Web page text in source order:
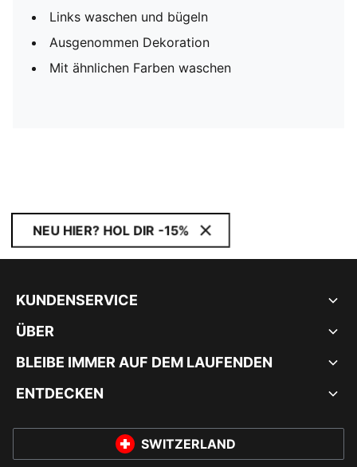
Links waschen und bügeln
Ausgenommen Dekoration
Mit ähnlichen Farben waschen
NEU HIER? HOL DIR -15%
KUNDENSERVICE
ÜBER
BLEIBE IMMER AUF DEM LAUFENDEN
ENTDECKEN
SWITZERLAND